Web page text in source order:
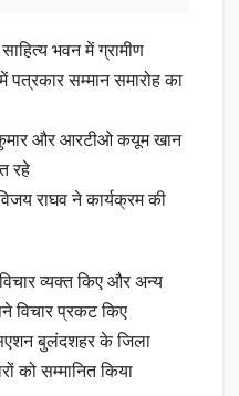
भवन में ग्रामीण
पत्रकार सम्मान समारोह का
कुमार और आरटीओ कयूम खान
रहे
राघव ने कार्यक्रम की
व्यक्त किए और अन्य
विचार प्रकट किए
बुलंदशहर के जिला
को सम्मानित किया